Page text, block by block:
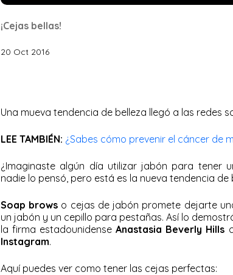
¡Cejas bellas!
20 Oct 2016
Una mueva tendencia de belleza llegó a las redes
LEE TAMBIÉN: ¿Sabes cómo prevenir el cáncer de
¿Imaginaste algún día utilizar jabón para tener
nadie lo pensó, pero está es la nueva tendencia de
Soap brows o cejas de jabón promete dejarte
un jabón y un cepillo para pestañas. Así lo
la firma estadounidenseAnastasia Beverly Hills
Instagram.
Aquí puedes ver como tener las cejas perfectas: